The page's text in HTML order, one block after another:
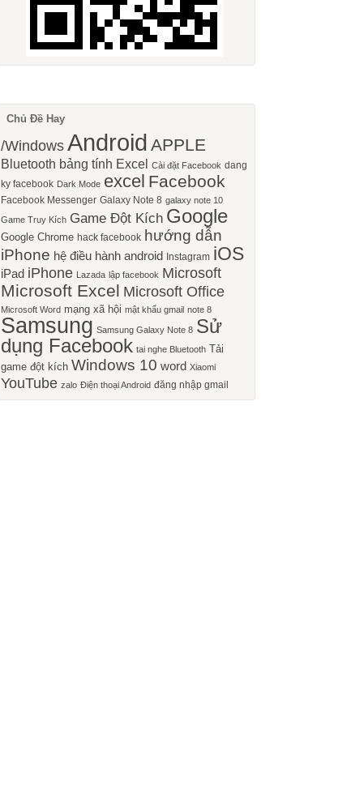
Chủ Đề Hay
/Windows Android APPLE
Bluetooth bảng tính Excel Cài đặt Facebook dang
ky facebook Dark Mode excel Facebook
Facebook Messenger Galaxy Note 8 galaxy note 10
Game Truy Kích Game Đột Kích Google
Google Chrome hack facebook hướng dẫn
iPhone hệ điều hành android Instagram iOS
iPad iPhone Lazada lập facebook Microsoft
Microsoft Excel Microsoft Office
Microsoft Word mạng xã hội mật khẩu gmail note 8
Samsung Samsung Galaxy Note 8 Sử
dụng Facebook tai nghe Bluetooth Tải
game đột kích Windows 10 word Xiaomi
YouTube zalo Điện thoại Android đăng nhập gmail